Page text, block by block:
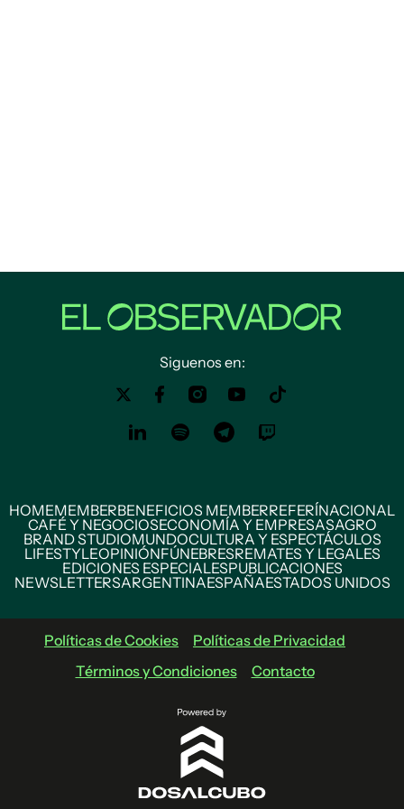
Siguenos en:
HOMEMEMBERBENEFICIOS MEMBERREFERÍNACIONAL
CAFÉ Y NEGOCIOSECONOMÍA Y EMPRESASAGRO
BRAND STUDIOMUNDOCULTURA Y ESPECTÁCULOS
LIFESTYLEOPINIÓNFÚNEBRESREMATES Y LEGALES
EDICIONES ESPECIALESPUBLICACIONES
NEWSLETTERSARGENTINAESPAÑAESTADOS UNIDOS
Políticas de Cookies
Políticas de Privacidad
Términos y Condiciones
Contacto